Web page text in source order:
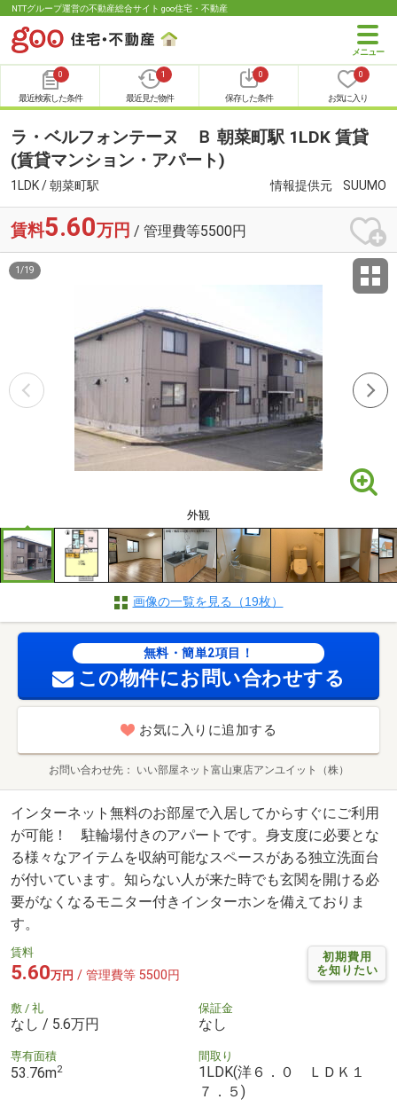
NTTグループ運営の不動産総合サイト goo住宅・不動産
0
最近検索した条件
1
最近見た物件
0
保存した条件
0
お気に入り
ラ・ベルフォンテーヌ Ｂ 朝菜町駅 1LDK 賃貸
(賃貸マンション・アパート)
1LDK / 朝菜町駅 情報提供元 SUUMO
賃料5.60万円 / 管理費等5500円
外観
1 /19
画像の一覧を見る（19枚）
無料・簡単2項目！
この物件にお問い合わせする
お気に入りに追加する
お問い合わせ先 いい部屋ネット富山東店アンユイット（株）
インターネット無料のお部屋で入居してからすぐにご利用
が可能！ 駐輪場付きのアパートです。身支度に必要とな
る様々なアイテムを収納可能なスペースがある独立洗面台
が付いています。知らない人が来た時でも玄関を開ける必
要がなくなるモニター付きインターホンを備えておりま
す。
初期費用
を知りたい
賃料
5.60万円 / 管理費等 5500円
敷 / 礼
なし / 5.6万円
保証金
なし
専有面積
53.76m2
間取り
1LDK(洋６．０ ＬＤＫ１
７．５)